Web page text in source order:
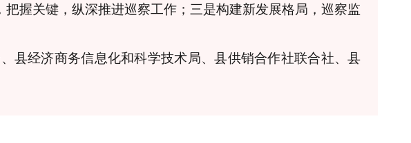
握关键，纵深推进巡察工作；三是构建新发展格局，巡察监
县经济商务信息化和科学技术局、县供销合作社联合社、县